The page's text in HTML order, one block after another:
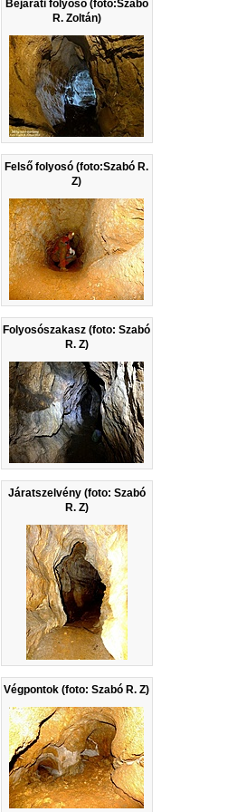
Bejárati folyosó (foto:Szabó
R. Zoltán)
Felső folyosó (foto:Szabó R.
Z)
Folyosószakasz (foto: Szabó
R. Z)
Járatszelvény (foto: Szabó
R. Z)
Végpontok (foto: Szabó R. Z)